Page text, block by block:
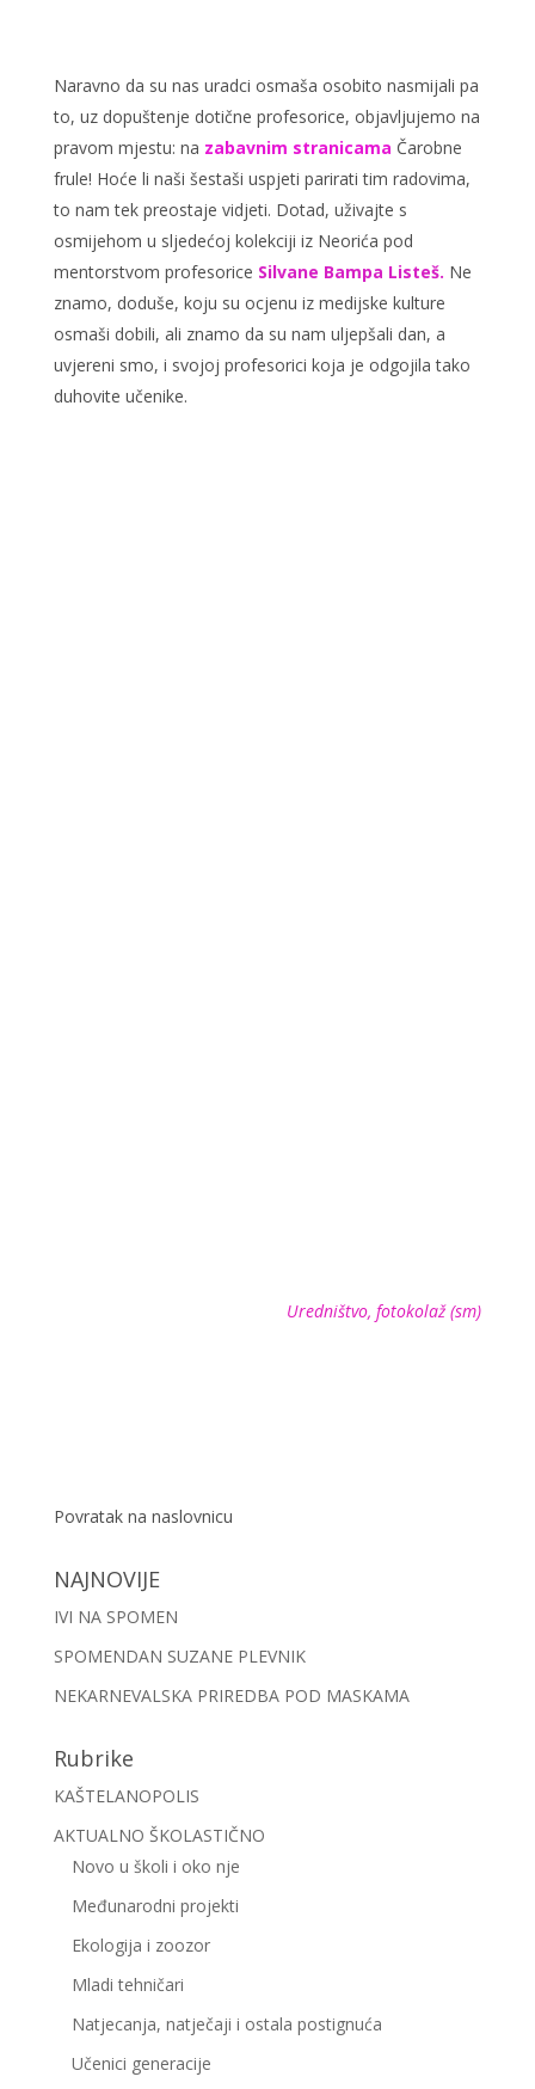
Naravno da su nas uradci osmaša osobito nasmijali pa
to, uz dopuštenje dotične profesorice, objavljujemo na
pravom mjestu: na zabavnim stranicama Čarobne
frule! Hoće li naši šestaši uspjeti parirati tim radovima,
to nam tek preostaje vidjeti. Dotad, uživajte s
osmijehom u sljedećoj kolekciji iz Neorića pod
mentorstvom profesorice Silvane Bampa Listeš. Ne
znamo, doduše, koju su ocjenu iz medijske kulture
osmaši dobili, ali znamo da su nam uljepšali dan, a
uvjereni smo, i svojoj profesorici koja je odgojila tako
duhovite učenike.
Uredništvo, fotokolaž (sm)
Povratak na naslovnicu
NAJNOVIJE
IVI NA SPOMEN
SPOMENDAN SUZANE PLEVNIK
NEKARNEVALSKA PRIREDBA POD MASKAMA
Rubrike
KAŠTELANOPOLIS
AKTUALNO ŠKOLASTIČNO
Novo u školi i oko nje
Međunarodni projekti
Ekologija i zoozor
Mladi tehničari
Natjecanja, natječaji i ostala postignuća
Učenici generacije